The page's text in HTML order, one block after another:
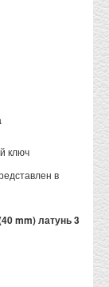
ключ
в
mm) латунь 3